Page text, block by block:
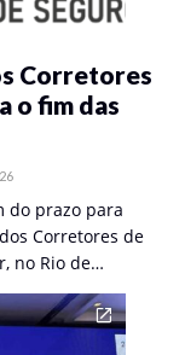
Corretores
o fim das
do prazo para
Corretores de
no Rio de…